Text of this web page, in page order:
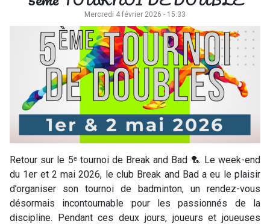
Mercredi 4 février 2026 - 15:33
Retour sur le 5ᵉ tournoi de Break and Bad 🏸 Le week-end
du 1er et 2 mai 2026, le club Break and Bad a eu le plaisir
d’organiser son tournoi de badminton, un rendez-vous
désormais incontournable pour les passionnés de la
discipline. Pendant ces deux jours, joueurs et joueuses